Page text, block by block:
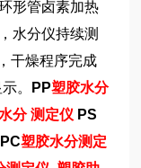
形管卤素加热
水分仪持续测
干燥程序完成
。
PP塑胶水分
分 测定仪 PS
PC塑胶水分测定